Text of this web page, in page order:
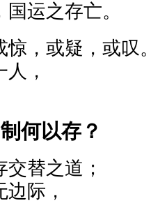
运之存亡。
惊，或疑，或叹
，
何以存？
替之道；
际，